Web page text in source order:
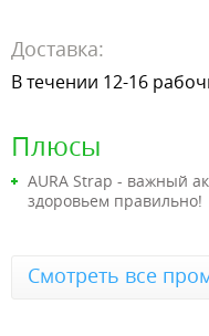
Доставка:
В течении 12-16
Плюсы
AURA Strap - важный
здоровьем правильно!
Смотреть все